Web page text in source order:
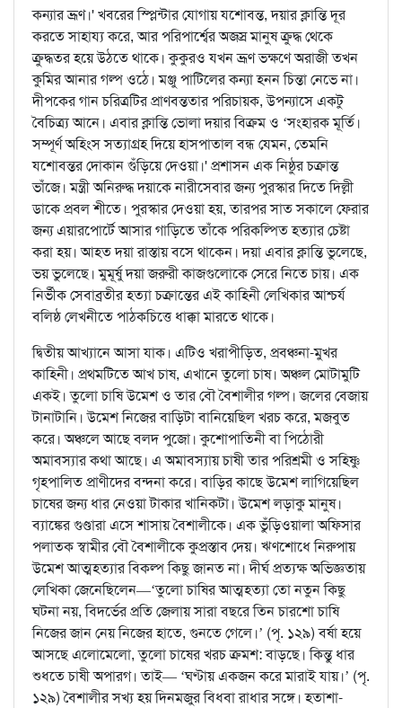
কন্যার ভ্রূণ।' খবরের স্প্লিন্টার যোগায় যশোবন্ত, দয়ার ক্লান্তি দূর
করতে সাহায্য করে, আর পরিপার্শ্বের অজস্র মানুষ ক্রুদ্ধ থেকে
ক্রুদ্ধতর হয়ে উঠতে থাকে। কুকুরও যখন ভ্রূণ ভক্ষণে অরাজী তখন
কুমির আনার গল্প ওঠে। মঞ্জু পাটিলের কন্যা হনন চিন্তা নেভে না।
দীপকের গান চরিত্রটির প্রাণবন্ততার পরিচায়ক, উপন্যাসে একটু
বৈচিত্র্য আনে। এবার ক্লান্তি ভোলা দয়ার বিক্রম ও ‘সংহারক মূর্তি।
সম্পূর্ণ অহিংস সত্যাগ্রহ দিয়ে হাসপাতাল বন্ধ যেমন, তেমনি
যশোবন্তর দোকান গুঁড়িয়ে দেওয়া।' প্রশাসন এক নিষ্ঠুর চক্রান্ত
ভাঁজে। মন্ত্রী অনিরুদ্ধ দয়াকে নারীসেবার জন্য পুরস্কার দিতে দিল্লী
ডাকে প্রবল শীতে। পুরস্কার দেওয়া হয়, তারপর সাত সকালে ফেরার
জন্য এয়ারপোর্টে আসার গাড়িতে তাঁকে পরিকল্পিত হত্যার চেষ্টা
করা হয়। আহত দয়া রাস্তায় বসে থাকেন। দয়া এবার ক্লান্তি ভুলেছে,
ভয় ভুলেছে। মুমূর্ষু দয়া জরুরী কাজগুলোকে সেরে নিতে চায়। এক
নির্ভীক সেবাব্রতীর হত্যা চক্রান্তের এই কাহিনী লেখিকার আশ্চর্য
বলিষ্ঠ লেখনীতে পাঠকচিত্তে ধাক্কা মারতে থাকে।
দ্বিতীয় আখ্যানে আসা যাক। এটিও খরাপীড়িত, প্রবঞ্চনা-মুখর
কাহিনী। প্রথমটিতে আখ চাষ, এখানে তুলো চাষ। অঞ্চল মোটামুটি
একই। তুলো চাষি উমেশ ও তার বৌ বৈশালীর গল্প। জলের বেজায়
টানাটানি। উমেশ নিজের বাড়িটা বানিয়েছিল খরচ করে, মজবুত
করে। অঞ্চলে আছে বলদ পুজো। কুশোপাতিনী বা পিঠোরী
অমাবস্যার কথা আছে। এ অমাবস্যায় চাষী তার পরিশ্রমী ও সহিষ্ণু
গৃহপালিত প্রাণীদের বন্দনা করে। বাড়ির কাছে উমেশ লাগিয়েছিল
চাষের জন্য ধার নেওয়া টাকার খানিকটা। উমেশ লড়াকু মানুষ।
ব্যাঙ্কের গুণ্ডারা এসে শাসায় বৈশালীকে। এক ভুঁড়িওয়ালা অফিসার
পলাতক স্বামীর বৌ বৈশালীকে কুপ্রস্তাব দেয়। ঋণশোধে নিরুপায়
উমেশ আত্মহত্যার বিকল্প কিছু জানত না। দীর্ঘ প্রত্যক্ষ অভিজ্ঞতায়
লেখিকা জেনেছিলেন—‘তুলো চাষির আত্মহত্যা তো নতুন কিছু
ঘটনা নয়, বিদর্ভের প্রতি জেলায় সারা বছরে তিন চারশো চাষি
নিজের জান নেয় নিজের হাতে, গুনতে গেলে।’ (পৃ. ১২৯) বর্ষা হয়ে
আসছে এলোমেলো, তুলো চাষের খরচ ক্রমশ: বাড়ছে। কিন্তু ধার
শুধতে চাষী অপারগ। তাই— ‘ঘণ্টায় একজন করে মারাই যায়।’ (পৃ.
১২৯) বৈশালীর সখ্য হয় দিনমজুর বিধবা রাধার সঙ্গে। হতাশা-